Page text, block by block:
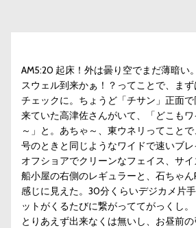
AM5:20 起床！外は曇り空でまだ薄暗い
スウェル到来かぁ！？ってことで、ま
チェックに。ちょうど「チサン」正面
来ていた高津佐さんがいて、「どこも
～」と。あちゃ～、東ウネリってこと
号のときと同じようなワイドで速いブ
オフショアでクリーンなフェイス、サイ
船小屋の右側のレギュラーと、石ちゃ
感じに見えた。30分くらいデジカメ片
ットがくるたびに繋がっててがっくし。
とりあえず出来なくは無いし、お昼前